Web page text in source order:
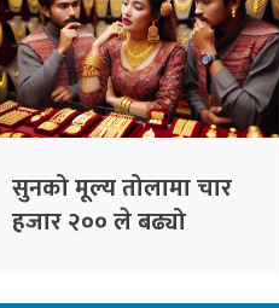
सुनको मूल्य तोलामा चार
हजार २०० ले बढ्यो